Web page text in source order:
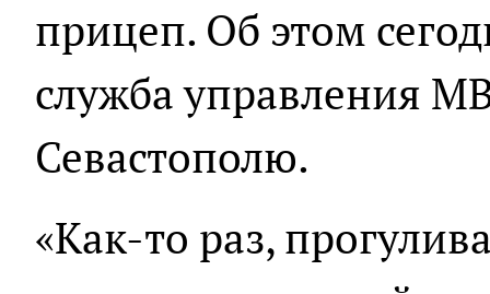
прицеп. Об этом
служба управления
Севастополю.
«Как-то раз,